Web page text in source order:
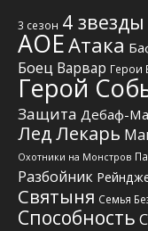
3 сезон 4 звезды
АОЕАтака
Боец Варвар Герои
Герой
Защита Дебаф-
ЛедЛекарь
Охотники на Монстров
Разбойник
Святыня Семья
Способность